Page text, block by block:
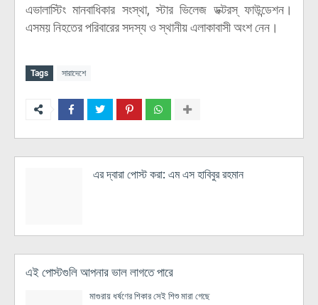
এভালাস্টিং মানবাধিকার সংস্থা, স্টার ভিলেজ ডক্টরস্ ফাউন্ডেশন।
এসময় নিহতের পরিবারের সদস্য ও স্থানীয় এলাকাবাসী অংশ নেন।
Tags সারাদেশে
এর দ্বারা পোস্ট করা: এম এস হাবিবুর রহমান
এই পোস্টগুলি আপনার ভাল লাগতে পারে
মাগুরায় ধর্ষণের শিকার সেই শিশু মারা গেছে